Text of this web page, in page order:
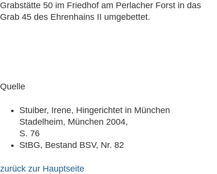
Grabstätte 50 im Friedhof am Perlacher Forst in das
Grab 45 des Ehrenhains II umgebettet.
Quelle
Stuiber, Irene, Hingerichtet in München
Stadelheim, München 2004,
S. 76
StBG, Bestand BSV, Nr. 82
zurück zur Hauptseite